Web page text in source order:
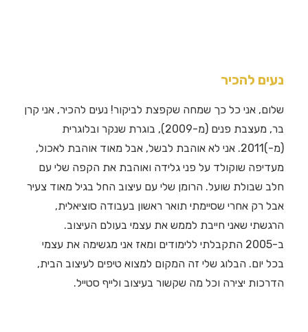
נעים להכיר
שלום, אני כל כך שמחה שקפצת לביקור! נעים להכיר, אני קרן
בר, מעצבת פנים (מ-2009), בוגרת שנקר ובלוגרית
(מ-)2011. אני לא אוהבת לבשל, אבל מאוד אוהבת לאכול,
מעדיפה שוקולד על פני גלידה ואוהבת את הקפה שלי עם
חלב שבולת שועל. הרומן שלי עם עיצוב החל בגיל מאוד צעיר
אבל רק אחרי שסיימתי תואר ראשון בעבודה סוציאלית,
הרגשתי שאני חייבת לממש את עצמי בעולם העיצוב.
ב-2005 התקבלתי ללימודים ומאז אני מגשימה את עצמי
בכל יום. הבלוג שלי זה המקום למצוא טיפים לעיצוב הבית,
הדרכות יצירה וכל מה שקשור בעיצוב ולייף סטייל.